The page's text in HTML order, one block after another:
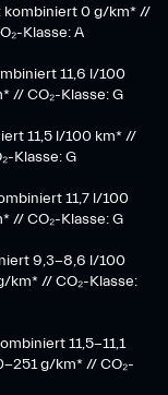
kombiniert 0 g/km* //
Klasse: A
11,6 l/100
// CO₂-Klasse: G
11,5 l/100 km* //
Klasse: G
11,7 l/100
// CO₂-Klasse: G
9,3-8,6 l/100
km* // CO₂-Klasse:
11,5-11,1
251 g/km*​ // CO₂-